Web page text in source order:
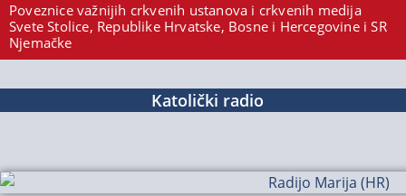
Poveznice važnijih crkvenih ustanova i crkvenih medija
Svete Stolice, Republike Hrvatske, Bosne i Hercegovine i SR
Njemačke
Katolički radio